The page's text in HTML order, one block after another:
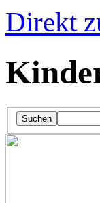
Direkt
Suchen